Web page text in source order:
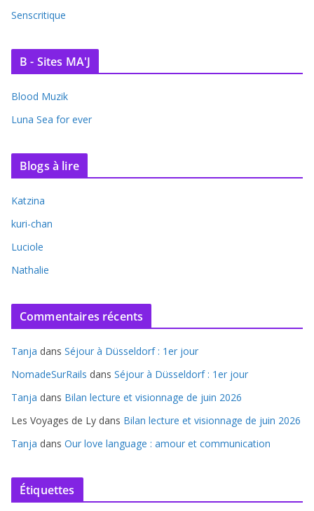
Senscritique
B - Sites MA'J
Blood Muzik
Luna Sea for ever
Blogs à lire
Katzina
kuri-chan
Luciole
Nathalie
Commentaires récents
Tanja dans Séjour à Düsseldorf : 1er jour
NomadeSurRails dans Séjour à Düsseldorf : 1er jour
Tanja dans Bilan lecture et visionnage de juin 2026
Les Voyages de Ly dans Bilan lecture et visionnage de juin 2026
Tanja dans Our love language : amour et communication
Étiquettes